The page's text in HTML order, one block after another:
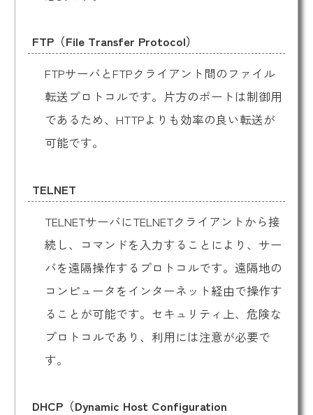
FTP（File Transfer Protocol）
FTPサーバとFTPクライアント間のファイル
転送プロトコルです。片方のポートは制御用
であるため、HTTPよりも効率の良い転送が
可能です。
TELNET
TELNETサーバにTELNETクライアントから接
続し、コマンドを入力することにより、サー
バを遠隔操作するプロトコルです。遠隔地の
コンピュータをインターネット経由で操作す
ることが可能です。セキュリティ上、危険な
プロトコルであり、利用には注意が必要で
す。
DHCP（Dynamic Host Configuration